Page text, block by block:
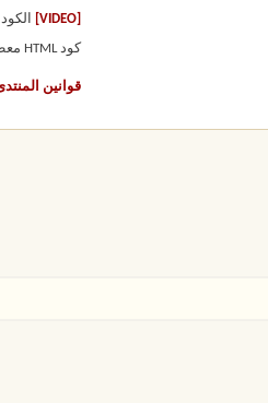
[VIDEO]
كود HTML
قوانين